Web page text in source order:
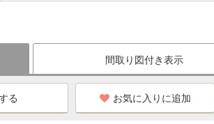
間取り図付き表示
お気に入りに追加